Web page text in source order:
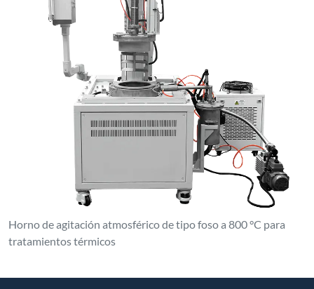
Horno de agitación atmosférico de tipo foso a 800 °C para
tratamientos térmicos